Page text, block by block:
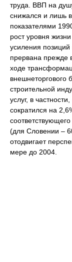
труда. ВВП на
снижался и лишь
показателями
рост уровня
усиления
прервана прежде
ходе
внешнеторгового
строительной
услуг, в
сократился на
(для Словении –
отодвигает
мере до 2004.